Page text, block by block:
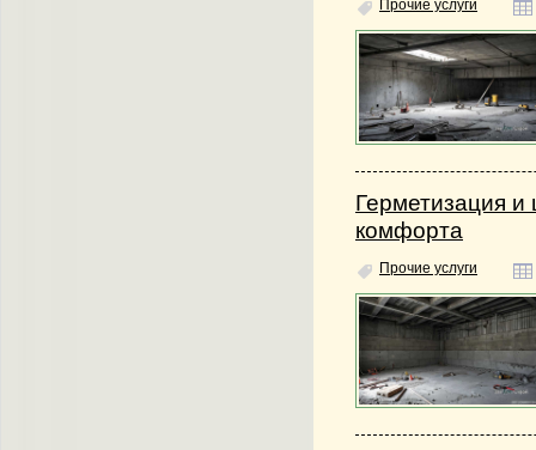
Прочие услуги
Герметизация
комфорта
Прочие услуги